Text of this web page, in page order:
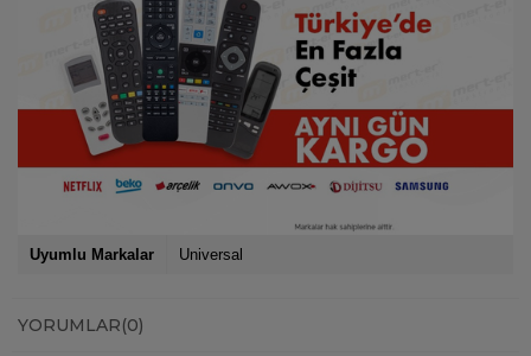
Uyumlu Markalar Universal
YORUMLAR(0)